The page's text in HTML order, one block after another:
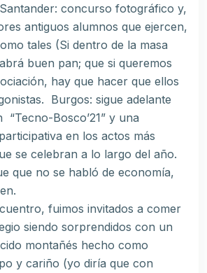
concurso fotográfico y,
antiguos alumnos que ejercen,
tales (Si dentro de la masa
buen pan; que si queremos
hay que hacer que ellos
Burgos: sigue adelante
Bosco’21” y una
en los actos más
se celebran a lo largo del año.
que no se habló de economía,
fuimos invitados a comer
siendo sorprendidos con un
montañés hecho como
y cariño (yo diría que con